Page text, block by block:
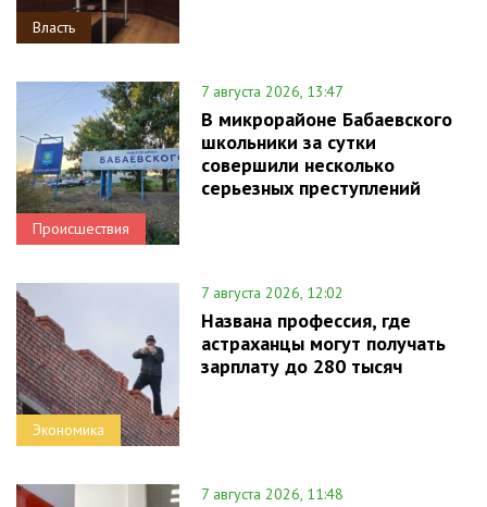
Власть
Происшествия
7 августа 2026, 13:47
В микрорайоне Бабаевского
школьники за сутки
совершили несколько
серьезных преступлений
Экономика
7 августа 2026, 12:02
Названа профессия, где
астраханцы могут получать
зарплату до 280 тысяч
7 августа 2026, 11:48